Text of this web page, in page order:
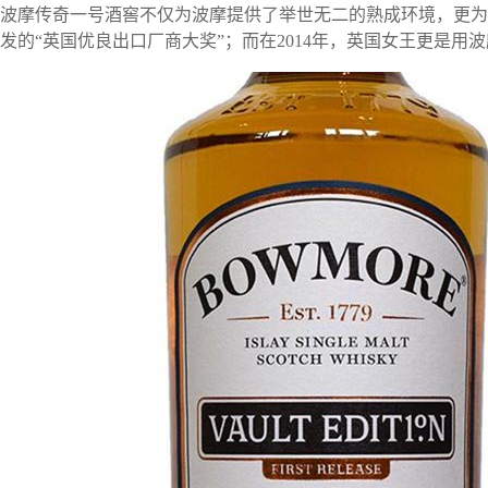
波摩传奇一号酒窖不仅为波摩提供了举世无二的熟成环境，更
发的“英国优良出口厂商大奖”；而在2014年，英国女王更是用